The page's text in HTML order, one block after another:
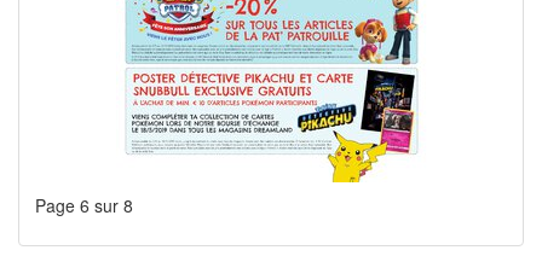
Page 6 sur 8